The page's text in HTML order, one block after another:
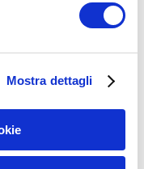
Mostra dettagli